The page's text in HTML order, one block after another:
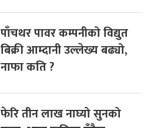
पाँचथर पावर कम्पनीको विद्युत
बिक्री आम्दानी उल्लेख्य बढ्यो,
नाफा कति ?
फेरि तीन लाख नाघ्यो सुनको